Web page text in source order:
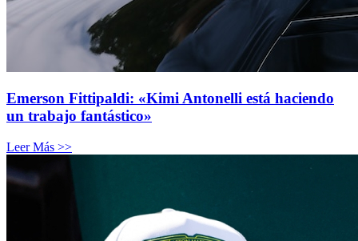
Emerson Fittipaldi: «Kimi Antonelli está haciendo
un trabajo fantástico»
Leer Más >>